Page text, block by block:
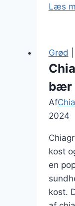
Læs
Grød
bær
Af
2024
kost
en
kost.